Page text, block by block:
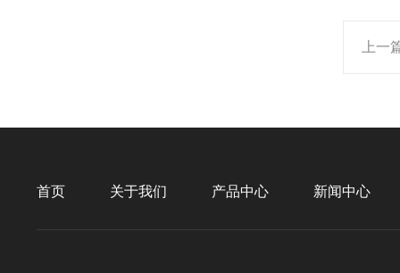
上一
首页 关于我们 产品中心 新闻中心